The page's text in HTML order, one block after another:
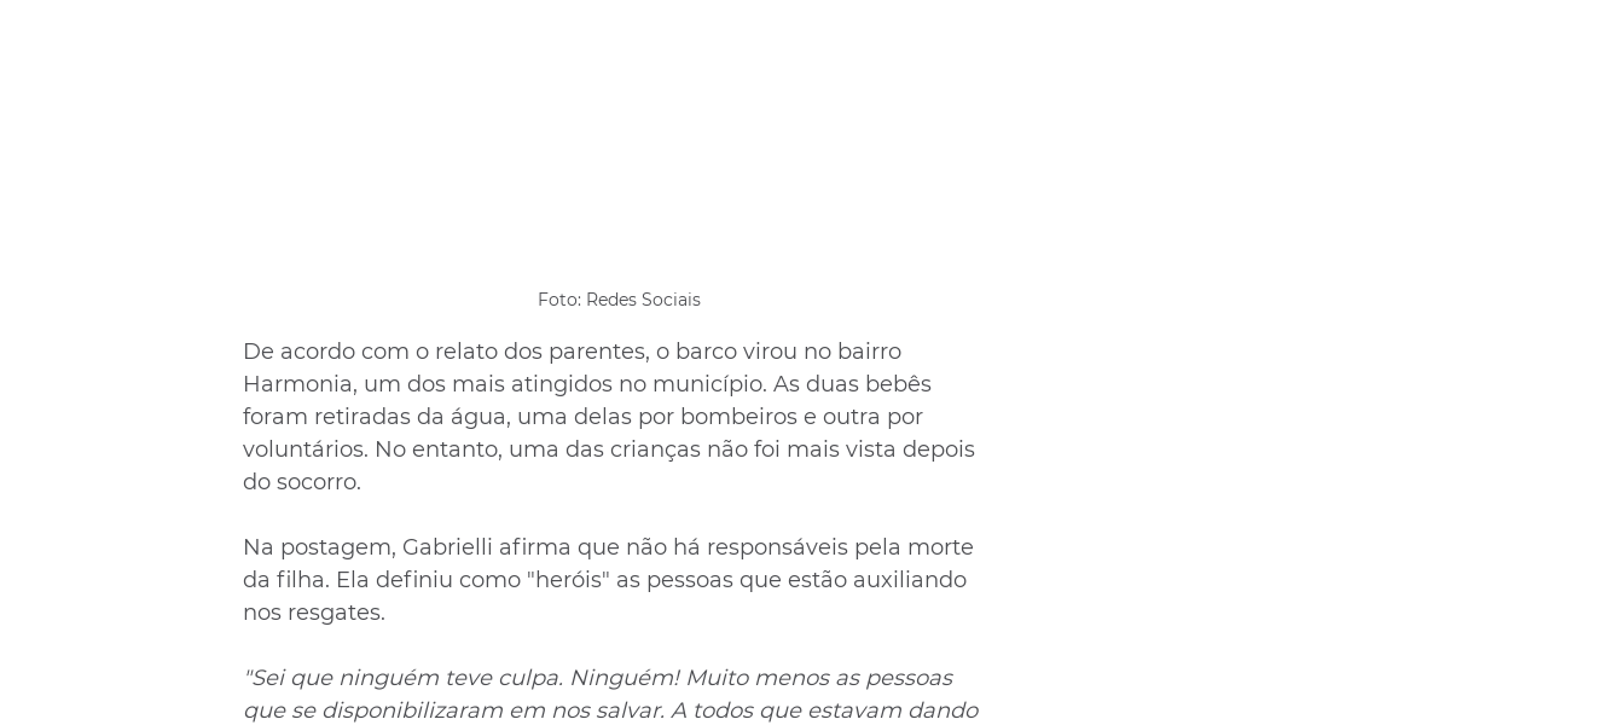
Foto: Redes Sociais
De acordo com o relato dos parentes, o barco virou no bairro
Harmonia, um dos mais atingidos no município. As duas bebês
foram retiradas da água, uma delas por bombeiros e outra por
voluntários. No entanto, uma das crianças não foi mais vista depois
do socorro.
Na postagem, Gabrielli afirma que não há responsáveis pela morte
da filha. Ela definiu como "heróis" as pessoas que estão auxiliando
nos resgates.
"Sei que ninguém teve culpa. Ninguém! Muito menos as pessoas
que se disponibilizaram em nos salvar. A todos que estavam dando